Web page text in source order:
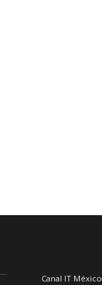
Canal IT México